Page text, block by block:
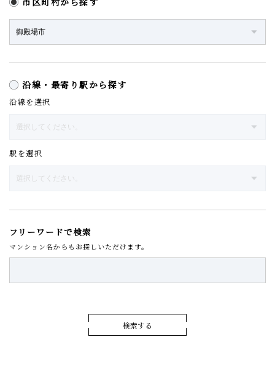
沿線・最寄り駅から探す
沿線を選択
駅を選択
フリーワードで検索
マンション名からもお探しいただけます。
検索する